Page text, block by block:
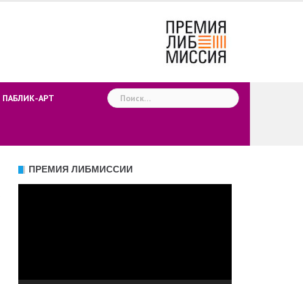
ПАБЛИК-АРТ Найти:
ПРЕМИЯ ЛИБМИССИИ